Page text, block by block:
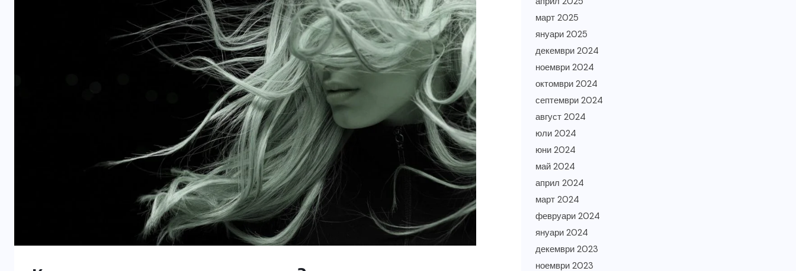
март 2025
януари 2025
декември 2024
ноември 2024
октомври 2024
септември 2024
август 2024
юли 2024
юни 2024
май 2024
април 2024
март 2024
февруари 2024
януари 2024
декември 2023
ноември 2023